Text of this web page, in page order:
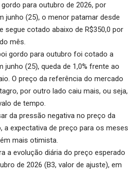
para outubro de 2026, por
junho (25), o menor patamar desde
segue cotado abaixo de R$350,0 por
mês.
gordo para outubro foi cotado a
junho (25), queda de 1,0% frente ao
O preço da referência do mercado
por outro lado caiu mais, ou seja,
de tempo.
da pressão negativa no preço da
a expectativa de preço para os meses
mais otimista.
a evolução diária do preço esperado
de 2026 (B3, valor de ajuste), em